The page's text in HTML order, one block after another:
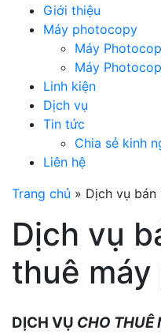
Giới thiệu
Máy photocopy
Máy
Máy
Linh kiện
Dịch vụ
Tin tức
Chia sẻ kinh
Liên hệ
Trang chủ » Dịch vụ
Dịch vụ
thuê
DỊCH VỤ CHO THUÊ